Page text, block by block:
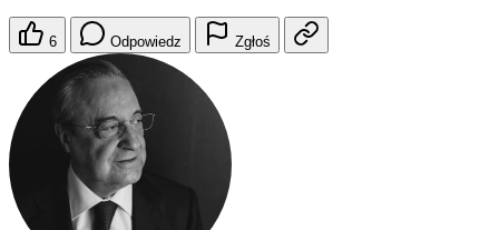
6 Odpowiedz Zgłoś